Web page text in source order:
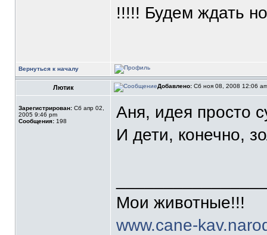
!!!!! Будем ждать
Вернуться к началу
Лютик Добавлено: Сб ноя 08, 2008 12:06
Зарегистрирован: Сб апр 02,
2005 9:46 pm
Сообщения: 198
Аня, идея просто
И дети, конечно,
Мои животные!!!
www.cane-